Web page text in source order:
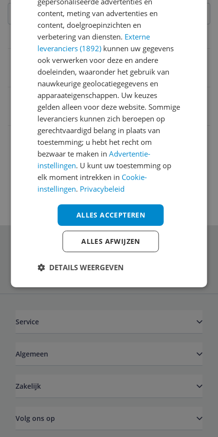
Aansluitingen
Draadloos
0192143000129
Functies
Technisch
Schrijf je in voor onze nieuwsbrief
Service
Algemeen
Zakelijk
Volg ons op
content, meting van advertenties en
content, doelgroepinzichten en
verbetering van diensten. Externe
leveranciers (1892) kunnen uw gegevens
ook verwerken voor deze en andere
doeleinden, waaronder het gebruik van
nauwkeurige geolocatiegegevens en
apparaateigenschappen. Uw keuzes
gelden alleen voor deze website. Sommige
leveranciers kunnen zich beroepen op
gerechtvaardigd belang in plaats van
toestemming; u hebt het recht om
bezwaar te maken inAdvertentie-
instellingen. U kunt uw toestemming op
elk moment intrekken in Cookie-
instellingen. Privacybeleid
ALLES ACCEPTEREN
ALLES AFWIJZEN
DETAILS WEERGEVEN